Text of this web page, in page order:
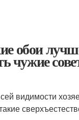
обои
чужие
видимости